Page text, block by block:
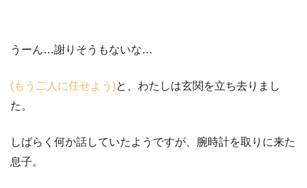
うーん…謝りそうもないな…
(もう二人に任せよう )と、わたしは玄関を立ち去りまし
た。
しばらく何か話していたようですが、腕時計を取りに来た
息子。